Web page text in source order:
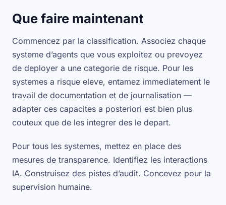
Que faire maintenant
Commencez par la classification. Associez chaque
systeme d’agents que vous exploitez ou prevoyez
de deployer a une categorie de risque. Pour les
systemes a risque eleve, entamez immediatement le
travail de documentation et de journalisation —
adapter ces capacites a posteriori est bien plus
couteux que de les integrer des le depart.
Pour tous les systemes, mettez en place des
mesures de transparence. Identifiez les interactions
IA. Construisez des pistes d’audit. Concevez pour la
supervision humaine.